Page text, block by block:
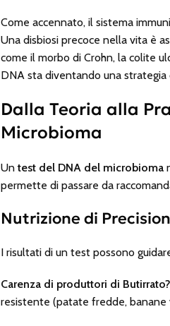
Come accennato, il sistema
Una disbiosi precoce nella vita è
come il morbo di Crohn, la colite
DNA sta diventando una
Dalla Teoria alla
Microbioma
Untest del DNA del microbioma
permette di passare da
Nutrizione di
I risultati di un test possono
Carenza di produttori di Butirrato?
resistente (patate fredde, banane